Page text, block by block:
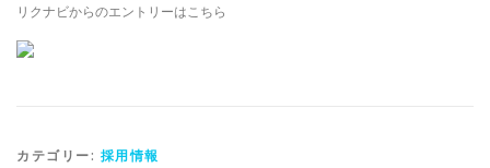
リクナビからのエントリーはこちら
カテゴリー: 採用情報